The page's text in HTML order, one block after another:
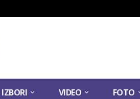
IZBORI VIDEO FOTO